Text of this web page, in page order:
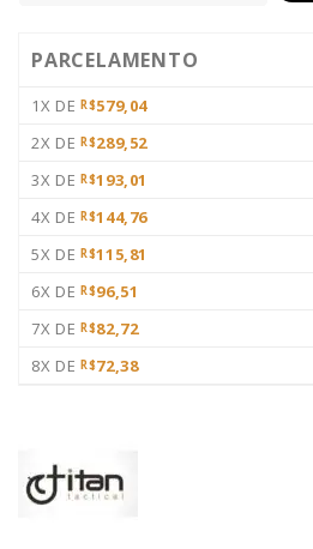
PARCELAMENTO
1X DE R$579,04
2X DE R$289,52
3X DE R$193,01
4X DE R$144,76
5X DE R$115,81
6X DE R$96,51
7X DE R$82,72
8X DE R$72,38